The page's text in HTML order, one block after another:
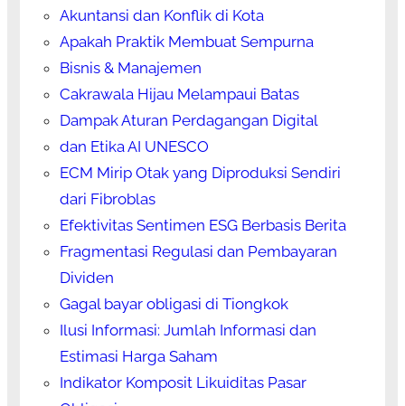
Akuntansi dan Konflik di Kota
Apakah Praktik Membuat Sempurna
Bisnis & Manajemen
Cakrawala Hijau Melampaui Batas
Dampak Aturan Perdagangan Digital
dan Etika AI UNESCO
ECM Mirip Otak yang Diproduksi Sendiri
dari Fibroblas
Efektivitas Sentimen ESG Berbasis Berita
Fragmentasi Regulasi dan Pembayaran
Dividen
Gagal bayar obligasi di Tiongkok
Ilusi Informasi: Jumlah Informasi dan
Estimasi Harga Saham
Indikator Komposit Likuiditas Pasar